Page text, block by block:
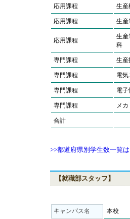
応用課程 生産
応用課程 生産
応用課程
生産
科
専門課程 生産
専門課程 電
専門課程 電
専門課程 メ
合計
>>都道府県別学生数一覧
【就職部スタッフ】
キャンパス名 本校